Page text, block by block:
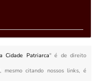
Cidade Patriarca" é de direito
mesmo citando nossos links, é